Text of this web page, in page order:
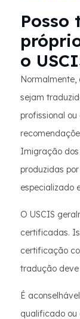
Posso
o
Normalmente,
sejam
profissional
Imigração dos
produzidas
especializado
O USCIS
certificadas.
certificação
tradução
É
qualificado ou